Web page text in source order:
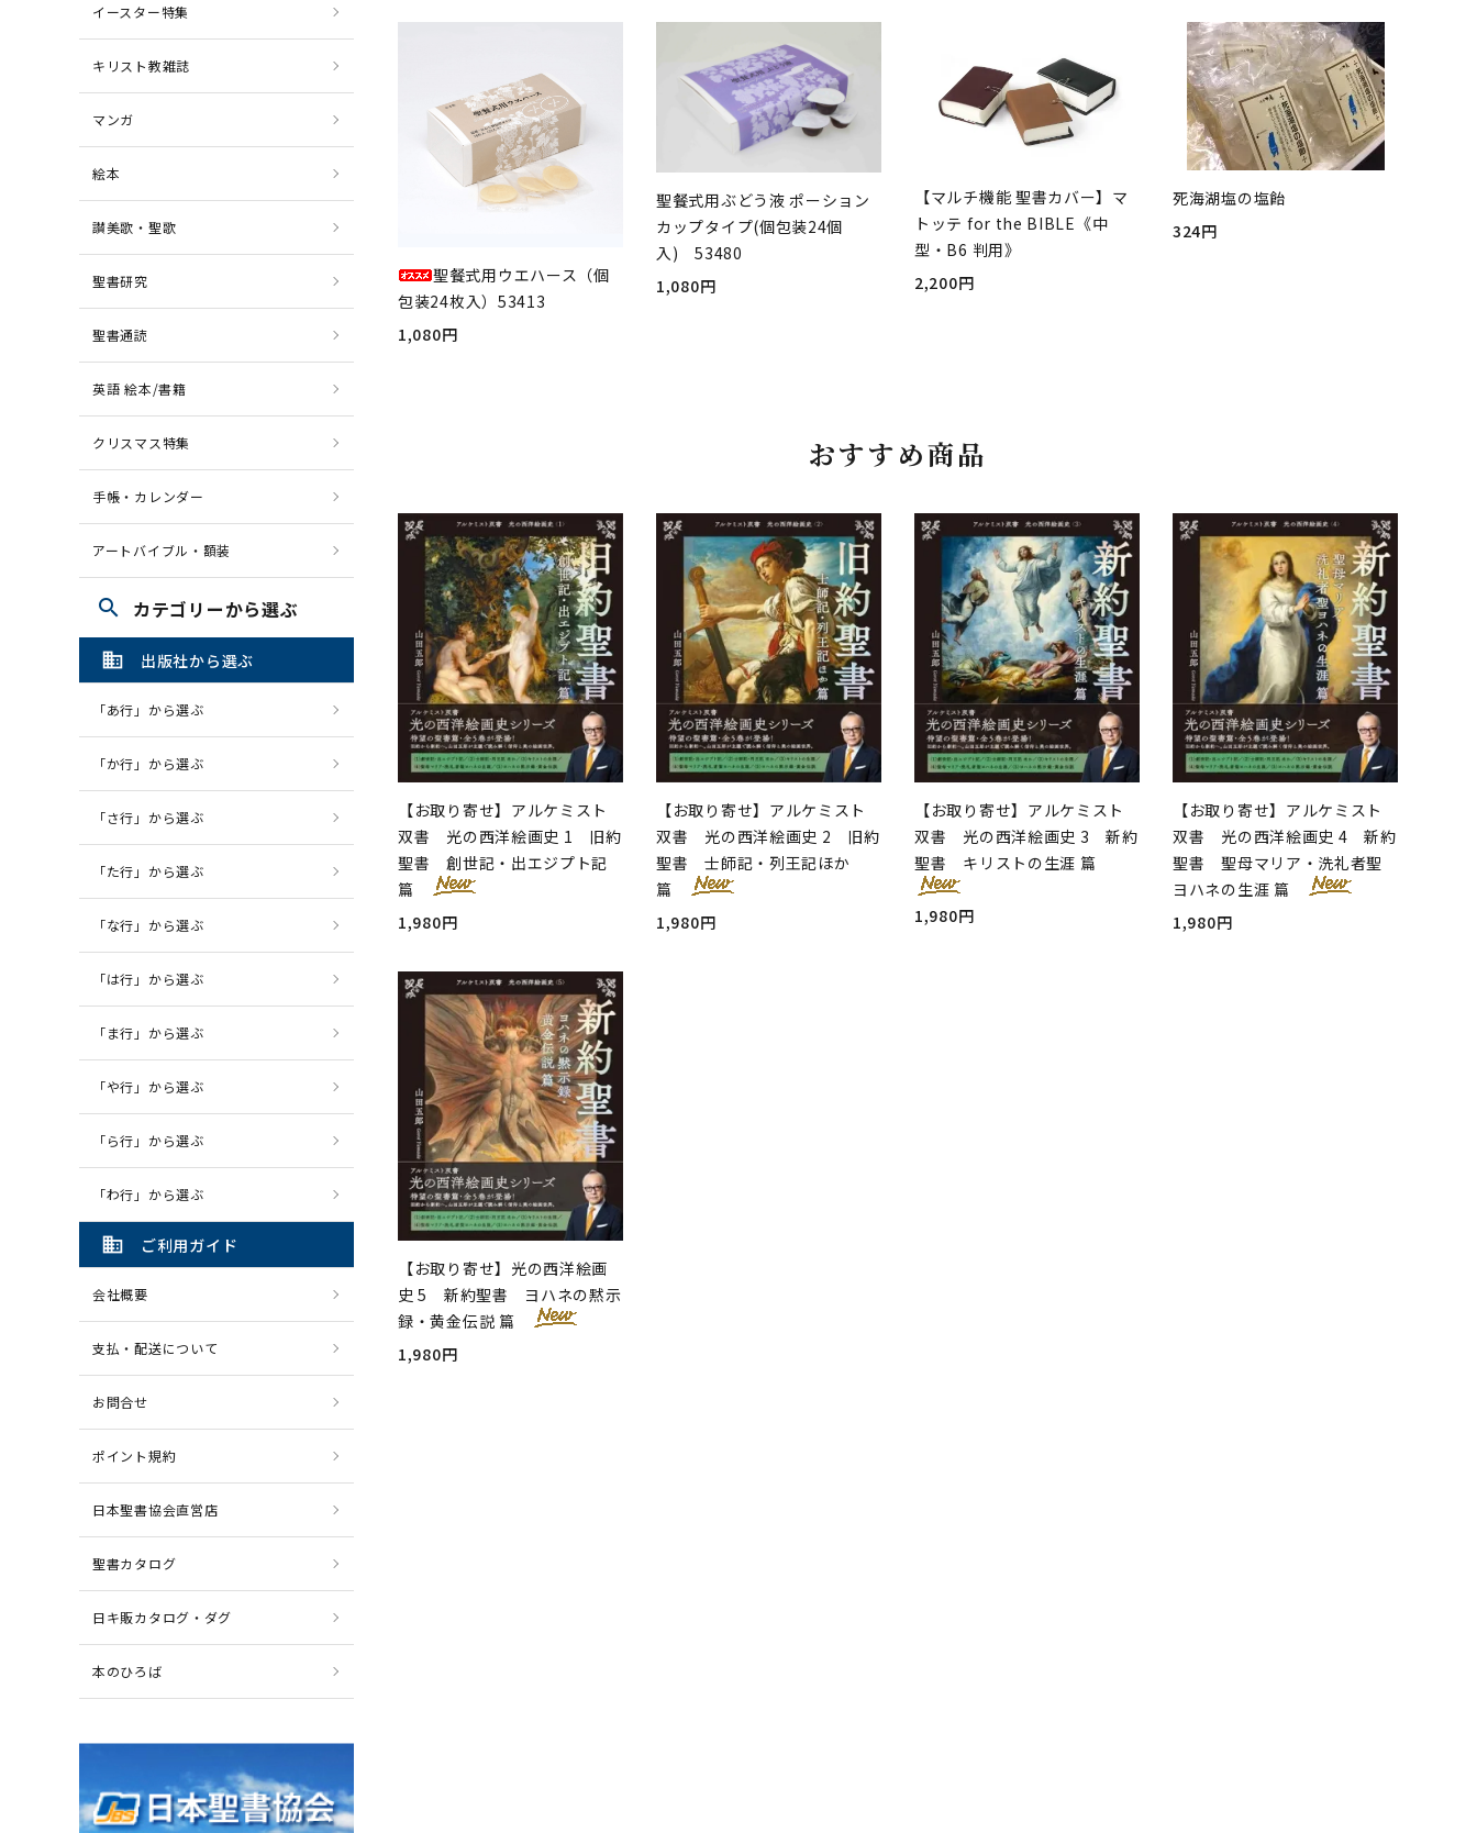
聖餐式用ウエハース（個
包装24枚入）53413
1,080円
聖餐式用ぶどう液 ポーション
カップタイプ(個包装24個
入) 53480
1,080円
【マルチ機能 聖書カバー】マ
トッテ for the BIBLE《中
型・B6 判用》
2,200円
死海湖塩の塩飴
324円
おすすめ商品
【お取り寄せ】アルケミスト
双書 光の西洋絵画史 1 旧約
聖書 創世記・出エジプト記
篇
1,980円
【お取り寄せ】アルケミスト
双書 光の西洋絵画史 2 旧約
聖書 士師記・列王記ほか
篇
1,980円
【お取り寄せ】アルケミスト
双書 光の西洋絵画史 3 新約
聖書 キリストの生涯 篇
1,980円
【お取り寄せ】アルケミスト
双書 光の西洋絵画史 4 新約
聖書 聖母マリア・洗礼者聖
ヨハネの生涯 篇
1,980円
【お取り寄せ】光の西洋絵画
史 5 新約聖書 ヨハネの黙示
録・黄金伝説 篇
1,980円
イースター特集
キリスト教雑誌
マンガ
絵本
讃美歌・聖歌
聖書研究
聖書通読
英語 絵本/書籍
クリスマス特集
手帳・カレンダー
アートバイブル・額装
search カテゴリーから選ぶ
domain 出版社から選ぶ
「あ行」から選ぶ
「か行」から選ぶ
「さ行」から選ぶ
「た行」から選ぶ
「な行」から選ぶ
「は行」から選ぶ
「ま行」から選ぶ
「や行」から選ぶ
「ら行」から選ぶ
「わ行」から選ぶ
domain ご利用ガイド
会社概要
支払・配送について
お問合せ
ポイント規約
日本聖書協会直営店
聖書カタログ
日キ販カタログ・ダグ
本のひろば